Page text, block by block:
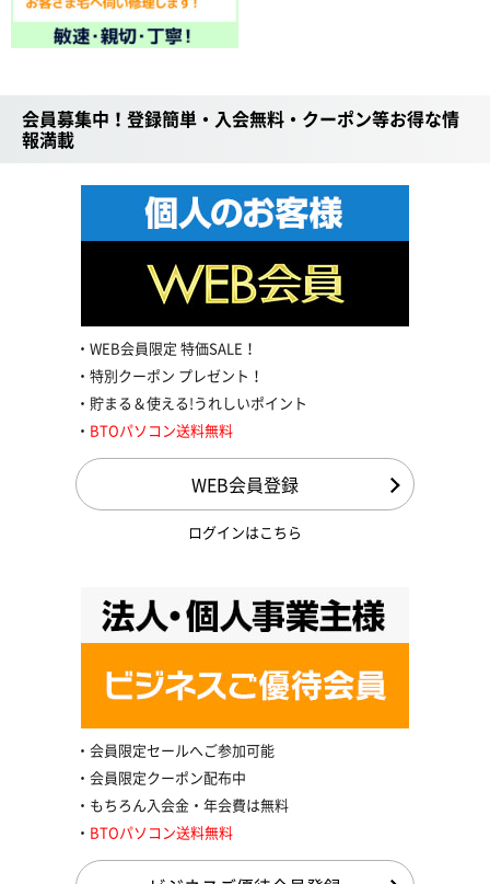
会員募集中！登録簡単・入会無料・クーポン等お得な情
報満載
WEB会員限定 特価SALE！
特別クーポン プレゼント！
貯まる＆使える!うれしいポイント
BTOパソコン送料無料
WEB会員登録
ログインはこちら
会員限定セールへご参加可能
会員限定クーポン配布中
もちろん入会金・年会費は無料
BTOパソコン送料無料